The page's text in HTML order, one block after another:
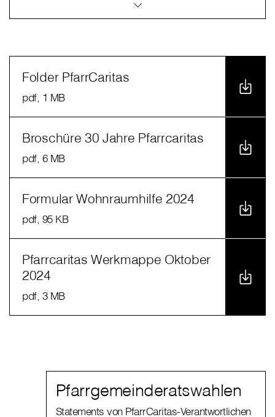
Folder PfarrCaritas
pdf, 1 MB
Broschüre 30 Jahre Pfarrcaritas
pdf, 6 MB
Formular Wohnraumhilfe 2024
pdf, 95 KB
Pfarrcaritas Werkmappe Oktober
2024
pdf, 3 MB
Pfarrgemeinderatswahlen
Statements von PfarrCaritas-Verantwortlichen